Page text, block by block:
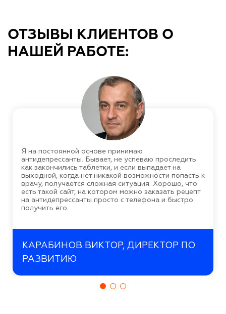
ОТЗЫВЫ КЛИЕНТОВ О
НАШЕЙ РАБОТЕ:
Я на постоянной основе принимаю
антидепрессанты. Бывает, не успеваю проследить
как закончились таблетки, и если выпадает на
выходной, когда нет никакой возможности попасть к
врачу, получается сложная ситуация. Хорошо, что
есть такой сайт, на котором можно заказать рецепт
на антидепрессанты просто с телефона и быстро
получить его.
КАРАБИНОВ ВИКТОР, ДИРЕКТОР ПО
РАЗВИТИЮ